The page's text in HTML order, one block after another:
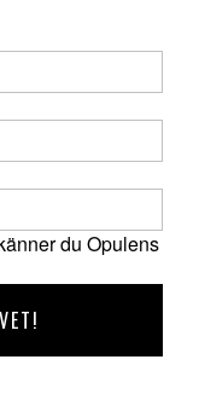
du Opulens